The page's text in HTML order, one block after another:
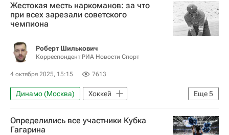
Жестокая месть наркоманов: за что
при всех зарезали советского
чемпиона
Роберт Шилькович
Корреспондент РИА Новости Спорт
4 октября 2025, 15:15 7613
Еще5
Динамо (Москва)
Хоккей
Хоккей с мячом
Вокруг спорта
Происшествия
Определились все участники Кубка
Гагарина